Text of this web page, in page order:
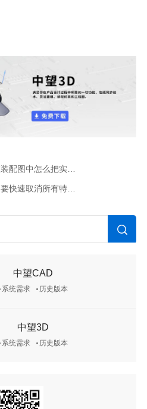
三维建模软件中要快速取消所有特征的冻结状态该怎么做
中望CAD
系统需求 历史版本
中望3D
系统需求 历史版本